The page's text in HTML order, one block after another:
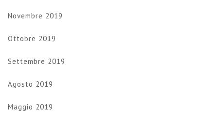
Novembre 2019
Ottobre 2019
Settembre 2019
Agosto 2019
Maggio 2019